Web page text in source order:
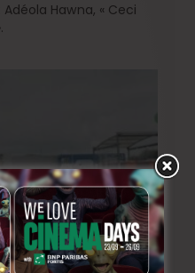
Adéola Hawna, « Ceci